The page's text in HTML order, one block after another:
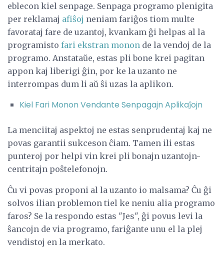
eblecon kiel senpage. Senpaga programo plenigita
per reklamaj afiŝoj neniam fariĝos tiom multe
favorataj fare de uzantoj, kvankam ĝi helpas al la
programisto fari ekstran monon de la vendoj de la
programo. Anstataŭe, estas pli bone krei pagitan
appon kaj liberigi ĝin, por ke la uzanto ne
interrompas dum li aŭ ŝi uzas la aplikon.
Kiel Fari Monon Vendante Senpagajn Aplikaĵojn
La menciitaj aspektoj ne estas senprudentaj kaj ne
povas garantii sukceson ĉiam. Tamen ili estas
punteroj por helpi vin krei pli bonajn uzantojn-
centritajn poŝtelefonojn.
Ĉu vi povas proponi al la uzanto io malsama? Ĉu ĝi
solvos ilian problemon tiel ke neniu alia programo
faros? Se la respondo estas "Jes", ĝi povus levi la
ŝancojn de via programo, fariĝante unu el la plej
vendistoj en la merkato.